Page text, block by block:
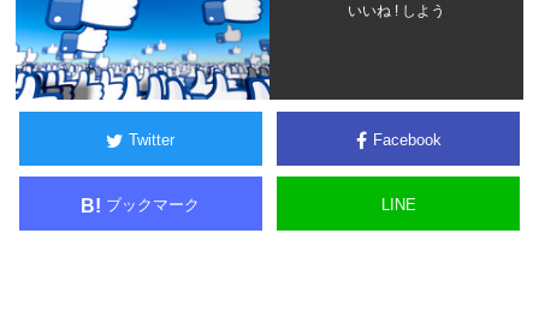
いいね ! しよう
Twitter Facebook
B! ブックマーク LINE